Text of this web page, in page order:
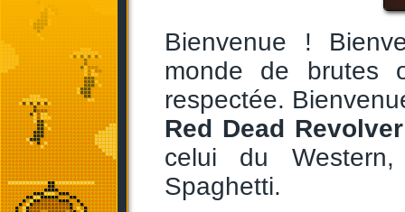
Bienvenue !
monde de
respectée.
Red Dead Revolver
celui du
Spaghetti.